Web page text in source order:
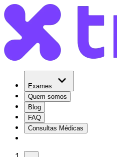
Exames
Quem somos
Blog
FAQ
Consultas Médicas